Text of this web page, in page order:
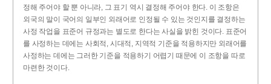
정해 주어야 할 뿐 아니라, 그 표기 역시 결정해 주어야 한다. 이 조항은
외국의 말이 국어의 일부인 외래어로 인정될 수 있는 것인지를 결정하는
사정 작업을 표준어 규정과는 별도로 한다는 사실을 밝힌 것이다. 표준어
를 사정하는 데에는 사회적, 시대적, 지역적 기준을 적용하지만 외래어를
사정하는 데에는 그러한 기준을 적용하기 어렵기 때문에 이 조항을 따로
마련한 것이다.